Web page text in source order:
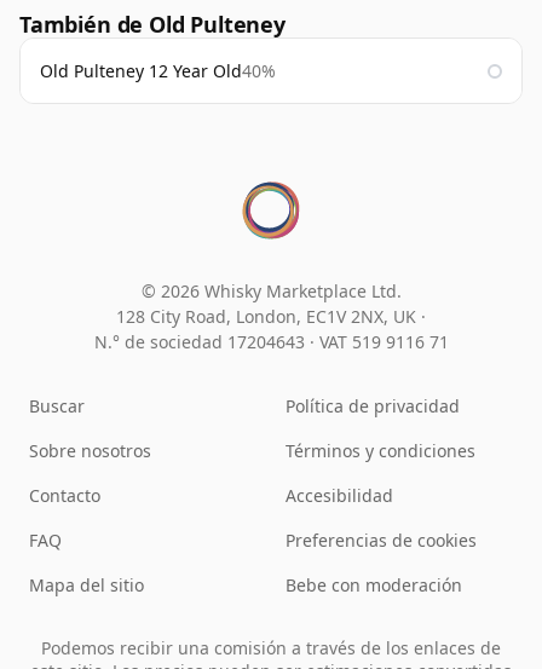
También de Old Pulteney
Old Pulteney 12 Year Old40%
© 2026 Whisky Marketplace Ltd.
128 City Road, London, EC1V 2NX, UK ·
N.° de sociedad 17204643 · VAT 519 9116 71
Buscar
Sobre nosotros
Contacto
FAQ
Mapa del sitio
Política de privacidad
Términos y condiciones
Accesibilidad
Preferencias de cookies
Bebe con moderación
Podemos recibir una comisión a través de los enlaces de